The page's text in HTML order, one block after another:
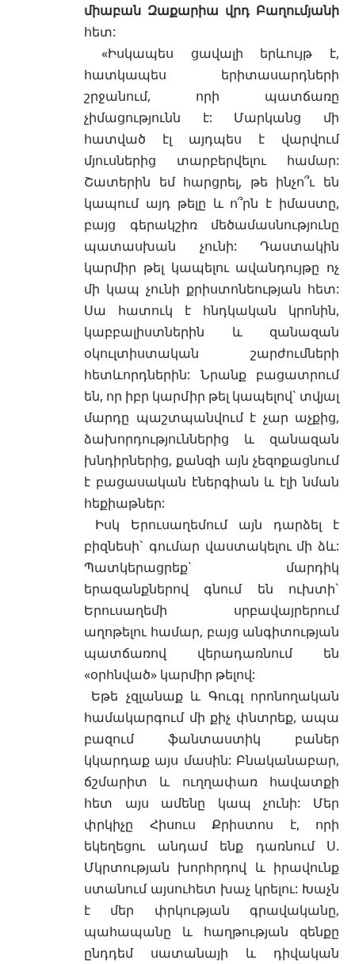
միաբան Զաքարիա վրդ Բաղումյանի
հետ:
«Իսկապես ցավալի երևույթ է,
հատկապես երիտասարդների
շրջանում, որի պատճառը
չիմացությունն է: Մարկանց մի
հատված էլ այդպես է վարվում
մյուսներից տարբերվելու համար:
Շատերին եմ հարցրել, թե ինչո՞ւ են
կապում այդ թելը և ո՞րն է իմաստը,
բայց գերակշիռ մեծամասնությունը
պատասխան չունի: Դաստակին
կարմիր թել կապելու ավանդույթը ոչ
մի կապ չունի քրիստոնեության հետ:
Սա հատուկ է հնդկական կրոնին,
կաբբալիստներին և զանազան
օկուլտիստական շարժումների
հետևորդներին: Նրանք բացատրում
են, որ իբր կարմիր թել կապելով` տվյալ
մարդը պաշտպանվում է չար աչքից,
ձախորդություններից և զանազան
խնդիրներից, քանզի այն չեզոքացնում
է բացասական էներգիան և էլի նման
հեքիաթներ:
Իսկ Երուսաղեմում այն դարձել է
բիզնեսի` գումար վաստակելու մի ձև:
Պատկերացրեք` մարդիկ
երազանքներով գնում են ուխտի`
Երուսաղեմի սրբավայրերում
աղոթելու համար, բայց անգիտության
պատճառով վերադառնում են
«օրհնված» կարմիր թելով:
Եթե չզլանաք և Գուգլ որոնողական
համակարգում մի քիչ փնտրեք, ապա
բազում ֆանտաստիկ բաներ
կկարդաք այս մասին: Բնականաբար,
ճշմարիտ և ուղղափառ հավատքի
հետ այս ամենը կապ չունի: Մեր
փրկիչը Հիսուս Քրիստոս է, որի
եկեղեցու անդամ ենք դառնում Ս.
Մկրտության խորհրդով և իրավունք
ստանում այսուհետ խաչ կրելու: Խաչն
է մեր փրկության գրավականը,
պահապանը և հաղթության զենքը
ընդդեմ սատանայի և դիվական